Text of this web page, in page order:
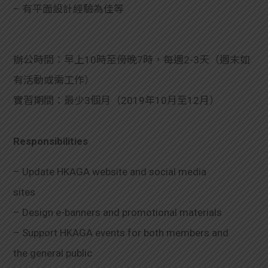
– 有平面設計經驗為佳等
辦公時間：早上10時至傍晚7時，每週2-3天（週末如
有活動或需工作）
實習期間：最少3個月（2019年10月至12月）
Responsibilities
– Update HKAGA website and social media
sites
– Design e-banners and promotional materials
– Support HKAGA events for both members and
the general public